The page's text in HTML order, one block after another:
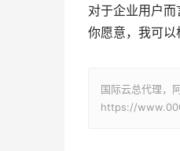
对于企业用户
你愿意，我可
国际云总代理，
https://